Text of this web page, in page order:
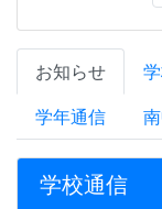
お知らせ
学年通信
学校通信